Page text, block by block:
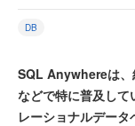
DB
SQL Anywhereは、
などで特に普及して
レーショナルデー